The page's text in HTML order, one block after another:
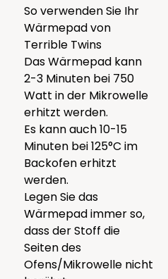
So verwenden Sie Ihr
Wärmepad von
Terrible Twins
Das Wärmepad kann
2-3 Minuten bei 750
Watt in der Mikrowelle
erhitzt werden.
Es kann auch 10-15
Minuten bei 125°C im
Backofen erhitzt
werden.
Legen Sie das
Wärmepad immer so,
dass der Stoff die
Seiten des
Ofens/Mikrowelle nicht